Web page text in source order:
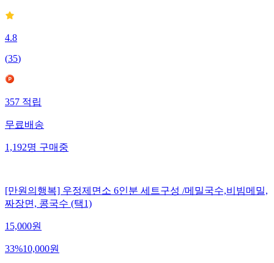
4.8
(35)
357 적립
무료배송
1,192명 구매중
[만원의행복] 우정제면소 6인분 세트구성 /메밀국수,비빔메밀,
짜장면, 콩국수 (택1)
15,000원
33%10,000원